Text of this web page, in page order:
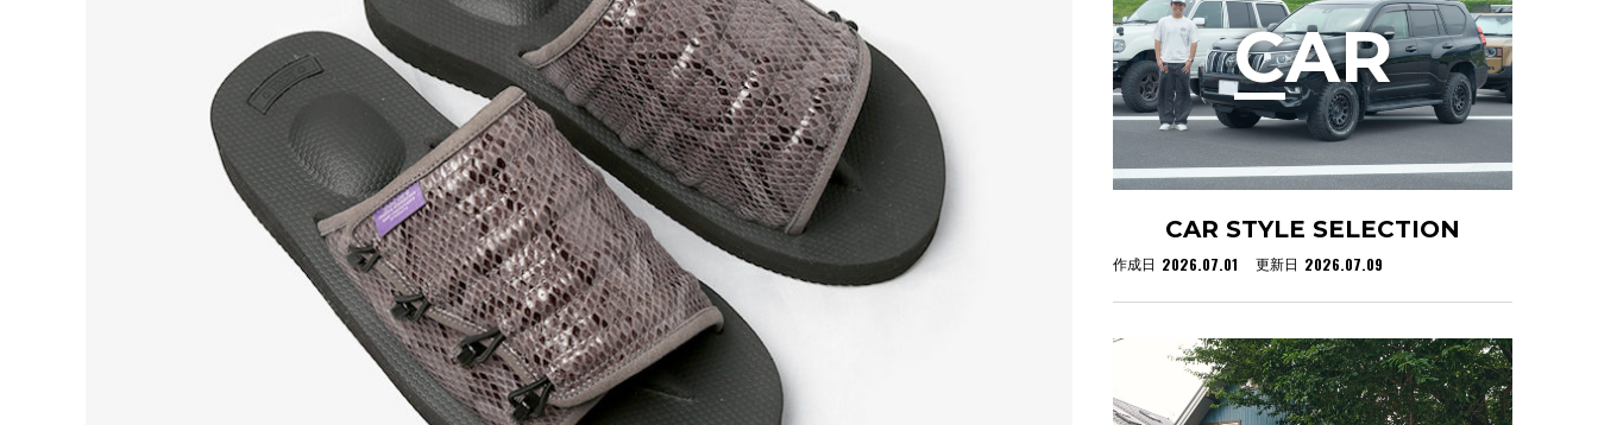
CAR STYLE SELECTION
作成日 2026.07.01 更新日 2026.07.09
CAR